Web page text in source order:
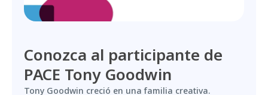
Conozca al participante de
PACE Tony Goodwin
Tony Goodwin creció en una familia creativa.